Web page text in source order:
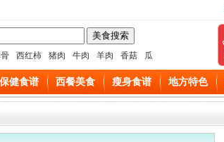
西红柿 猪肉 牛肉 羊肉 香菇 瓜
保健食谱 西餐美食 瘦身食谱 地方特色